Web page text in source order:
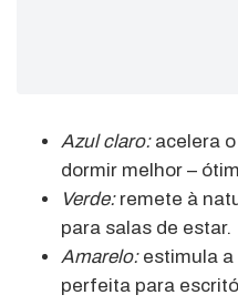
Azul claro:acelera o
dormir melhor –
Verde:remete à
para salas de estar.
Amarelo:estimula a
perfeita para